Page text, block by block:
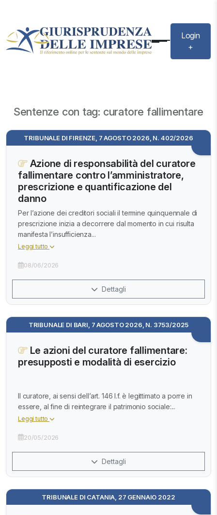
Login
+
Sentenze con tag: curatore fallimentare
TRIBUNALE DI FIRENZE, 7 AGOSTO 2026, N. 402/2026
Azione di responsabilità del curatore
fallimentare contro l’amministratore,
prescrizione e quantificazione del
danno
Per l’azione dei creditori sociali il termine quinquennale di
prescrizione inizia a decorrere dal momento in cui risulta
manifesta l’insufficienza...
Leggi tutto
08/06/2026
Dettagli
TRIBUNALE DI BARI, 7 AGOSTO 2026, N. 3753/2025
Le azioni del curatore fallimentare:
presupposti e modalità di esercizio
Il curatore, ai sensi dell’art. 146 l.f. è legittimato a porre in
essere, al fine di reintegrare il patrimonio sociale:...
Leggi tutto
20/05/2026
Dettagli
TRIBUNALE DI CATANIA, 27 GENNAIO 2022